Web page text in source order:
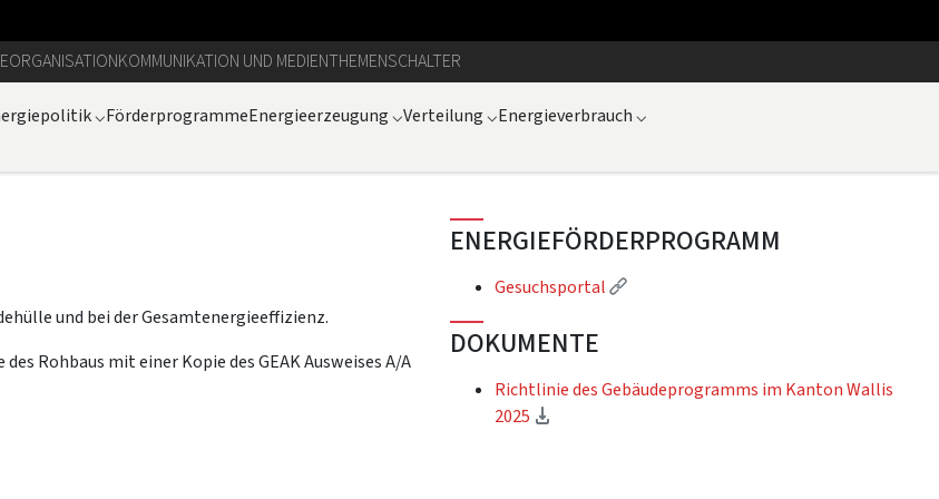
ORGANISATIONKOMMUNIKATION UND MEDIENTHEMENSCHALTER
⌵FörderprogrammeEnergieerzeugung ⌵Verteilung ⌵Energieverbrauch ⌵
und bei der Gesamtenergieeffizienz.
Rohbaus mit einer Kopie des GEAK Ausweises A/A
ENERGIEFÖRDERPROGRAMM
Gesuchsportal (Externer Link)
DOKUMENTE
Richtlinie des Gebäudeprogramms im Kanton Wallis
2025